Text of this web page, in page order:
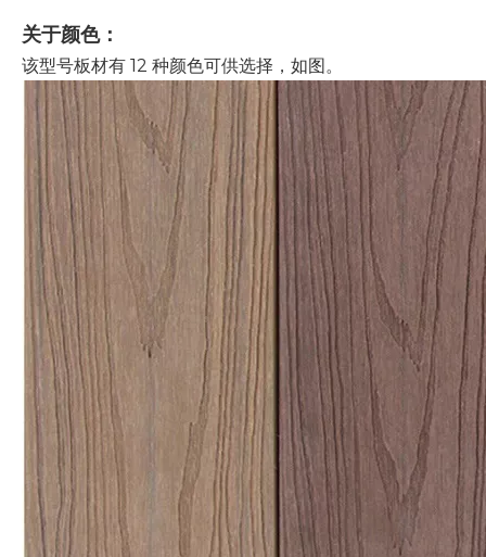
关于颜色：
该型号板材有 12 种颜色可供选择，如图。